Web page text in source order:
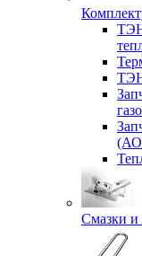
Смазки и